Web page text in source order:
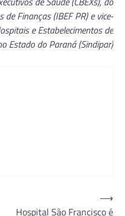
Finanças (IBEF PR) e vice-
e Estabelecimentos de
Estado do Paraná (Sindipar)
Hospital São Francisco é
⟶